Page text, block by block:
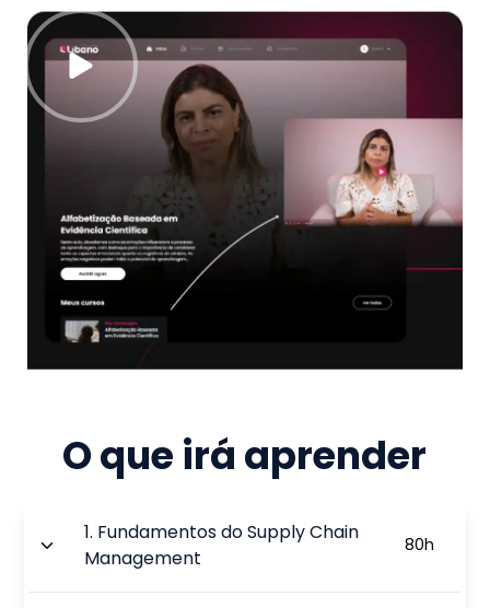
O que irá aprender
1. Fundamentos do Supply Chain
Management
80h